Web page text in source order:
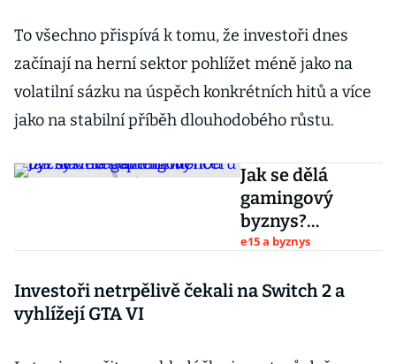
To všechno přispívá k tomu, že investoři dnes
začínají na herní sektor pohlížet méně jako na
volatilní sázku na úspěch konkrétních hitů a více
jako na stabilní příběh dlouhodobého růstu.
Jak se dělá
gamingový
byznys?
Receptem
slavné tváře
e15 a byznys
Investoři netrpělivě čekali na Switch 2 a
vyhlížejí GTA VI